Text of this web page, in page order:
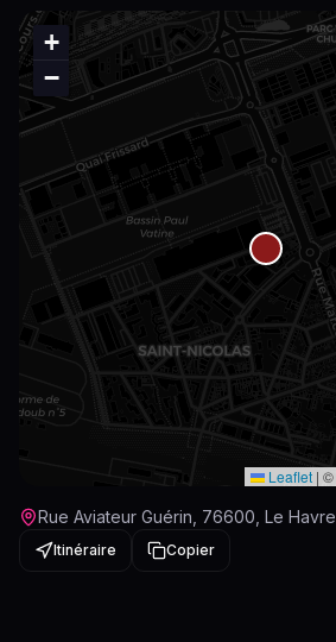
+
−
Leaflet | ©
Rue Aviateur Guérin, 76600, Le Havre
Itinéraire Copier